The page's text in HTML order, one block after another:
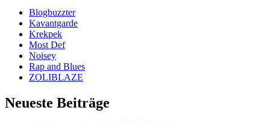
Blogbuzzter
Kavantgarde
Krekpek
Most Def
Noisey
Rap and Blues
ZOLIBLAZE
Neueste Beiträge